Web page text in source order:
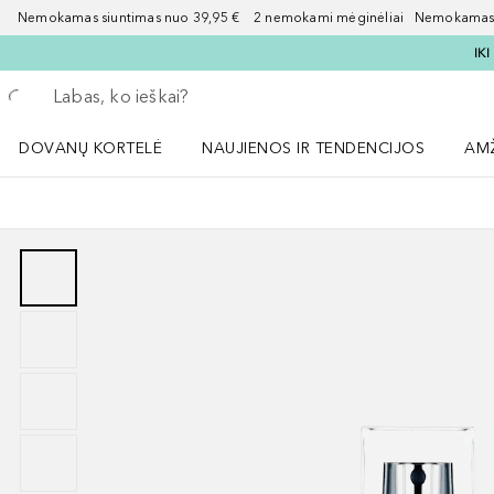
Nemokamas siuntimas nuo 39,95 € 2 nemokami mėginėliai
IKI
Grįžk atgal
Vykdykite paiešką
DOVANŲ KORTELĖ
NAUJIENOS IR TENDENCIJOS